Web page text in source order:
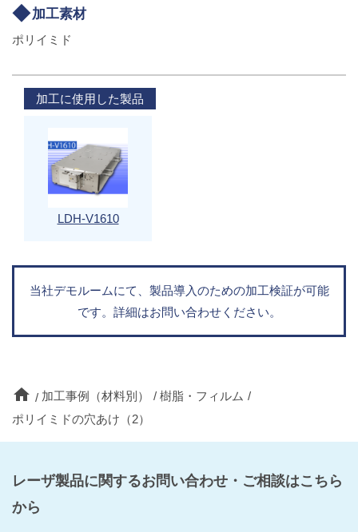
加工素材
ポリイミド
加工に使用した製品
LDH-V1610
当社デモルームにて、製品導入のための加工検証が可能
です。詳細はお問い合わせください。
home 加工事例（材料別）
樹脂・フィルム
ポリイミドの穴あけ（2）
レーザ製品に関するお問い合わせ・ご相談はこちら
から